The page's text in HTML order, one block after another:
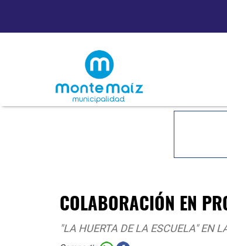
COLABORACIÓN EN
"LA HUERTA DE LA ESCUELA" EN